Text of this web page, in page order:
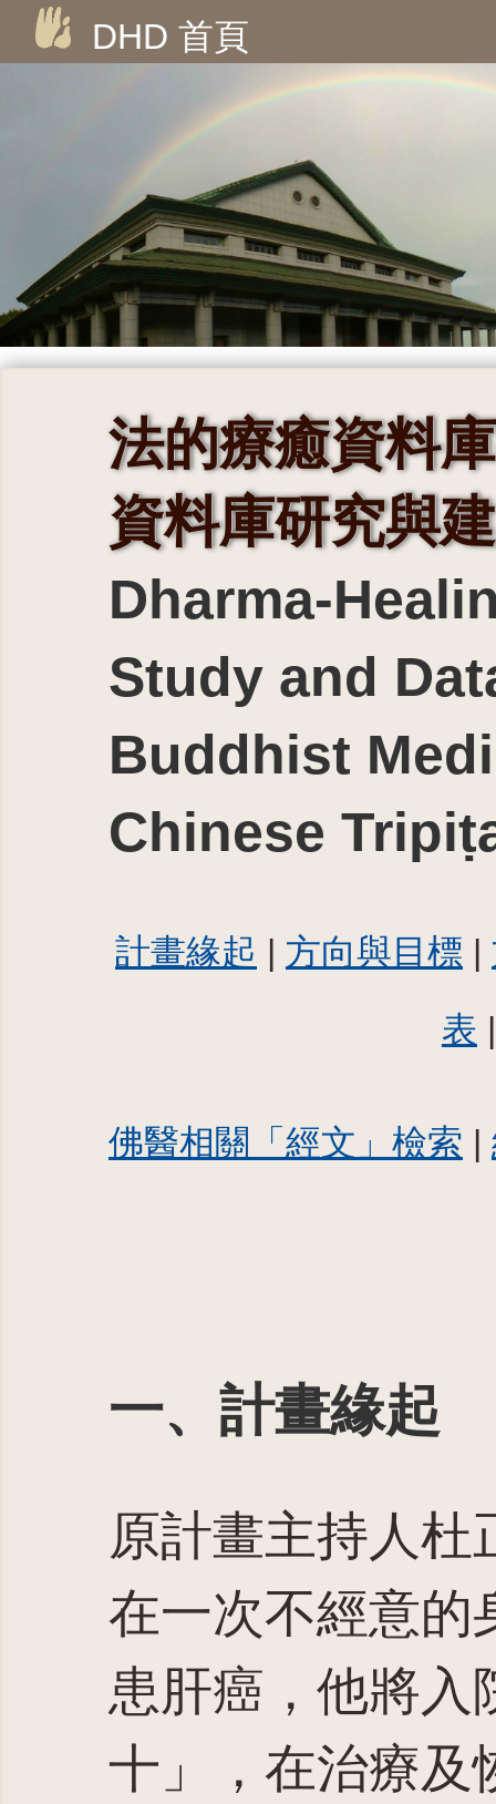
DHD 首頁
法的療癒資料
資料庫研究與
Dharma-
Study and
Buddhist
Chinese
計畫緣起 | 方向與目標 |
表
佛醫相關「經文」檢索 |
一、計畫緣起
原計畫主持人杜
在一次不經意的
患肝癌，他將入
十」，在治療及